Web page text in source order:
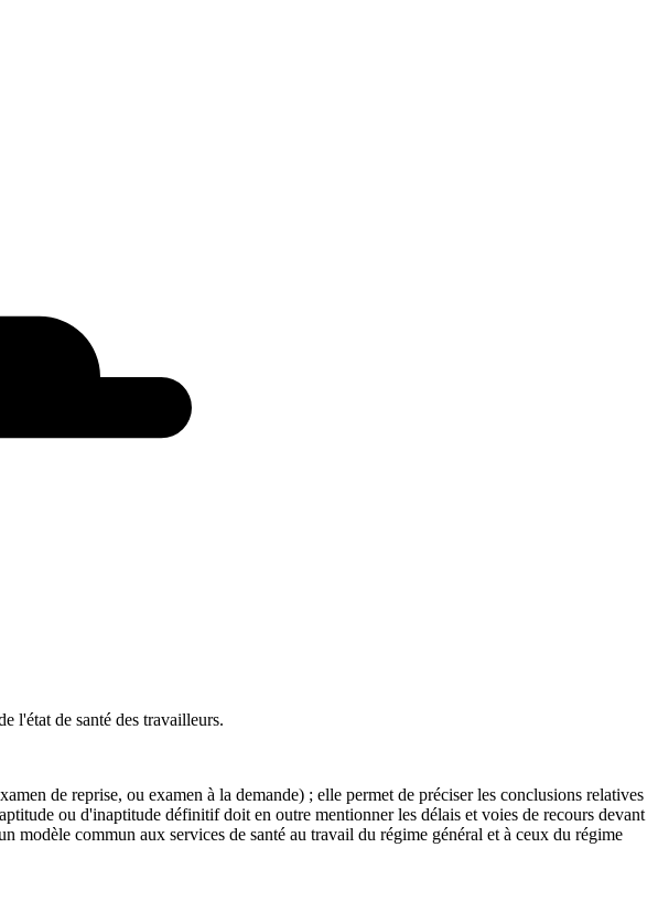
l'état de santé des travailleurs.
de reprise, ou examen à la demande) ; elle permet de préciser les conclusions relatives
ou d'inaptitude définitif doit en outre mentionner les délais et voies de recours devant
modèle commun aux services de santé au travail du régime général et à ceux du régime